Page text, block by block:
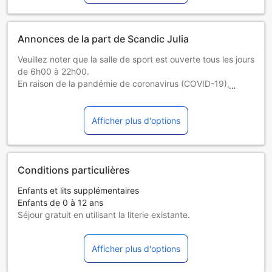
Annonces de la part de Scandic Julia
Veuillez noter que la salle de sport est ouverte tous les jours
de 6h00 à 22h00.
En raison de la pandémie de coronavirus (COVID-19), l’aire
devrez présenter une pièce d'identité avec photo et une
carte de crédit lors de l'enregistrement. Veuillez noter que
toutes les demandes spéciales seront satisfaites sous
réserve de disponibilité et pourront entraîner des frais
supplémentaires.
Afficher plus d'options
Conditions particulières
Enfants et lits supplémentaires
Enfants de 0 à 12 ans
Séjour gratuit en utilisant la literie existante.
vous choisissez. Pour plus de détails, veuillez vérifier la
capacité de chaque chambre.
Certains suppléments et des conditions particulières
Afficher plus d'options